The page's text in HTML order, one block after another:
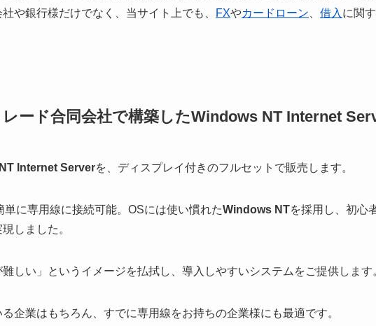
や銀行様だけでなく、当サイト上でも、
FXやカードローン 借入 に関
ード合同会社で構築したWindows NT Internet
Internet Serverを、ディスプレイ付きのフルセットで販売します。
に専用線に接続可能。OSには使い慣れたWindows NTを採用し、初心
しました。
難しい」というイメージを払拭し、導入しやすいシステムをご提供します
企業はもちろん、すでに専用線をお持ちの企業様にも最適です。